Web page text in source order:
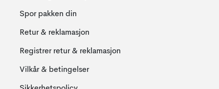
Spor pakken din
Retur & reklamasjon
Registrer retur & reklamasjon
Vilkår & betingelser